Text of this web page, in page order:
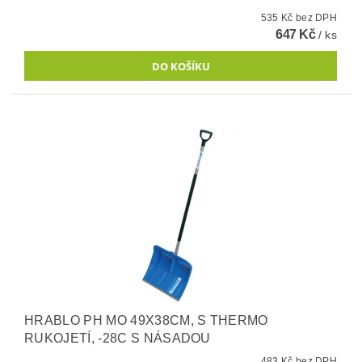
535 Kč bez DPH
647 Kč/ ks
HRABLO PH MO 49X38CM, S THERMO
RUKOJETÍ, -28C S NÁSADOU